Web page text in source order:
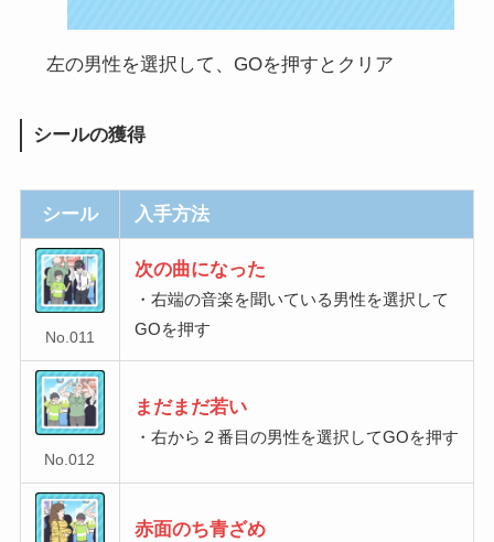
左の男性を選択して、GOを押すとクリア
シールの獲得
シール 入手方法
No.011
次の曲になった
・右端の音楽を聞いている男性を選択して
GOを押す
No.012
まだまだ若い
・右から２番目の男性を選択してGOを押す
赤面のち青ざめ